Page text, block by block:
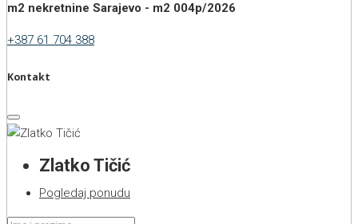
m2 nekretnine Sarajevo - m2 004p/2026
+387 61 704 388
Kontakt
Zlatko Tičić
Pogledaj ponudu